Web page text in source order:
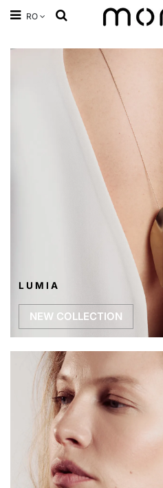
RO
L U M I A
NEW COLLECTION